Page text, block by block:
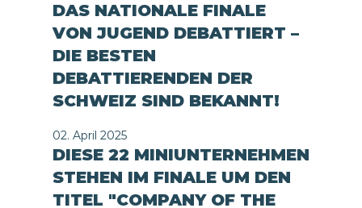
DAS NATIONALE FINALE
VON JUGEND DEBATTIERT –
DIE BESTEN
DEBATTIERENDEN DER
SCHWEIZ SIND BEKANNT!
02. April 2025
DIESE 22 MINIUNTERNEHMEN
STEHEN IM FINALE UM DEN
TITEL "COMPANY OF THE